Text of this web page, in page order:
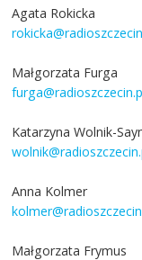
Agata Rokicka
Małgorzata Furga
Katarzyna Wolnik-
Anna Kolmer
Małgorzata Frymus